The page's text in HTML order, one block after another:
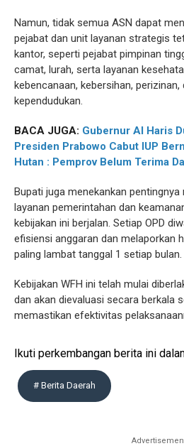
Namun, tidak semua ASN dapat
pejabat dan unit layanan strategis
kantor, seperti pejabat pimpinan
camat, lurah, serta layanan
kebencanaan, kebersihan,
kependudukan.
BACA JUGA: Gubernur Al Haris
Presiden Prabowo Cabut IUP
Hutan : Pemprov Belum Terima
Bupati juga menekankan
layanan pemerintahan dan
kebijakan ini berjalan. Setiap OPD
efisiensi anggaran dan melaporkan
paling lambat tanggal 1 setiap bulan.
Kebijakan WFH ini telah mulai
dan akan dievaluasi secara berkala
memastikan efektivitas
Ikuti perkembangan berita ini
# Berita Daerah